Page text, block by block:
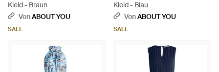
Kleid - Braun
VonABOUT YOU
SALE
Kleid - Blau
VonABOUT YOU
SALE